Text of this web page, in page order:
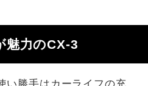
魅力のCX-3